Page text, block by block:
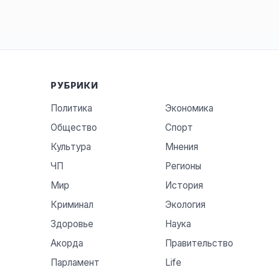
РУБРИКИ
Политика
Экономика
Общество
Спорт
Культура
Мнения
ЧП
Регионы
Мир
История
Криминал
Экология
Здоровье
Наука
Акорда
Правительство
Парламент
Life